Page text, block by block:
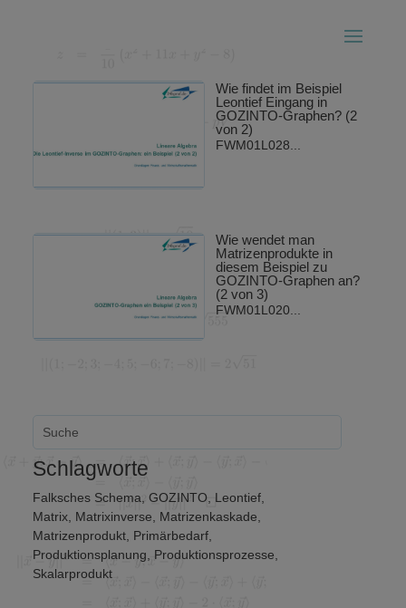
Wie findet im Beispiel
Leontief Eingang in
GOZINTO-Graphen? (2
von 2)
FWM01L028...
Wie wendet man
Matrizenprodukte in
diesem Beispiel zu
GOZINTO-Graphen an?
(2 von 3)
FWM01L020...
Schlagworte
Falksches Schema, GOZINTO, Leontief,
Matrix, Matrixinverse, Matrizenkaskade,
Matrizenprodukt, Primärbedarf,
Produktionsplanung, Produktionsprozesse,
Skalarprodukt